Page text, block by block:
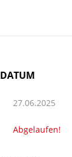
DATUM
27.06.2025
Abgelaufen!